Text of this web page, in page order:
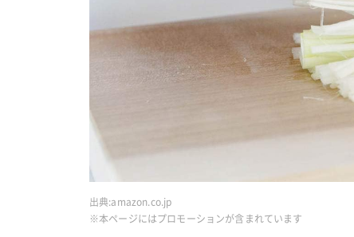
出典:amazon.co.jp
※本ページにはプロモーションが含まれています